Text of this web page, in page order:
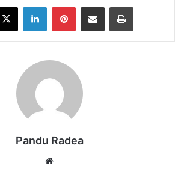
X LinkedInPinterestShare via Email Print
Pandu Radea